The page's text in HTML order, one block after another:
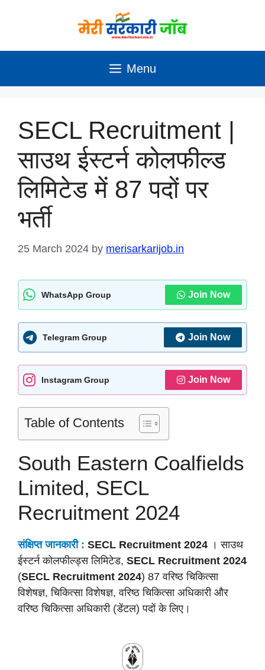
Menu
SECL Recruitment |
साउथ ईस्टर्न कोलफील्ड
लिमिटेड में 87 पदों पर
भर्ती
25 March 2024 by merisarkarijob.in
WhatsApp Group Join Now
Telegram Group Join Now
Instagram Group Join Now
Table of Contents
South Eastern Coalfields
Limited, SECL
Recruitment 2024
संक्षिप्त जानकारी : SECL Recruitment 2024 । साउथ
ईस्टर्न कोलफील्ड्स लिमिटेड, SECL Recruitment 2024
(SECL Recruitment 2024) 87 वरिष्ठ चिकित्सा
विशेषज्ञ, चिकित्सा विशेषज्ञ, वरिष्ठ चिकित्सा अधिकारी और
वरिष्ठ चिकित्सा अधिकारी (डेंटल) पदों के लिए।